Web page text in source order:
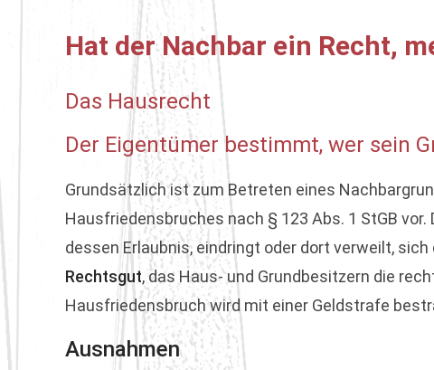
Hat der Nachbar ein Recht,
Das Hausrecht
Der Eigentümer bestimmt, wer sein
Grundsätzlich ist zum Betreten eines
Hausfriedensbruches nach § 123 Abs. 1 StGB
dessen Erlaubnis, eindringt oder dort verweilt,
Rechtsgut, das Haus- und Grundbesitzern die
Hausfriedensbruch wird mit einer Geldstrafe
Ausnahmen